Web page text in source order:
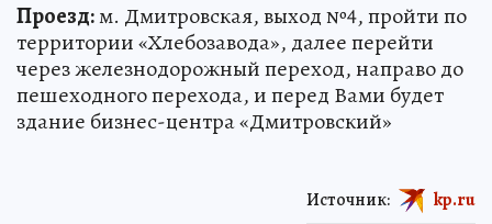
Проезд:м. Дмитровская, выход №4, пройти по
территории «Хлебозавода», далее перейти
через железнодорожный переход, направо до
пешеходного перехода, и перед Вами будет
здание бизнес-центра «Дмитровский»
Источник: kp.ru